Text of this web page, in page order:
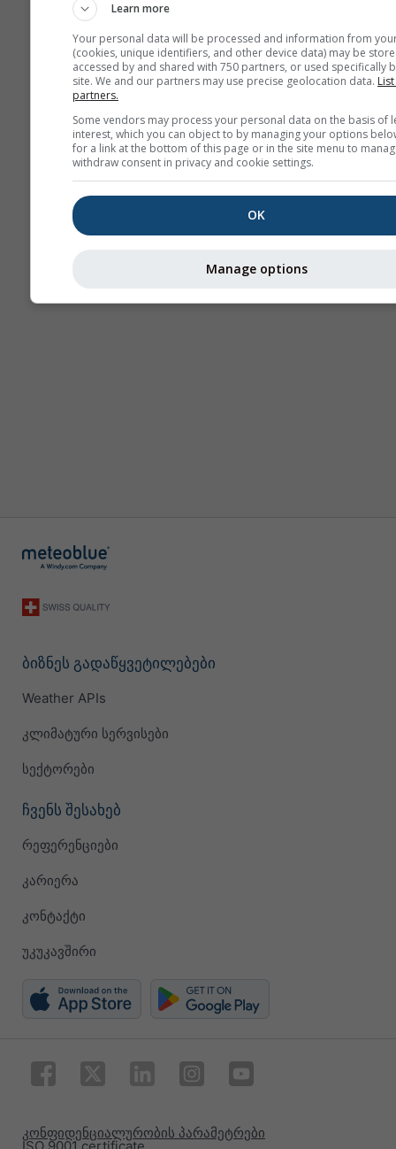
ბიზნეს გადაწყვეტილებები
Weather APIs
კლიმატური სერვისები
სექტორები
ჩვენს შესახებ
რეფერენციები
კარიერა
კონტაქტი
უკუკავშირი
ISO 9001 certificate
კონფიდენციალურობის პარამეტრები
Learn more
Your personal data will be processed and information from
(cookies, unique identifiers, and other device data) may be
accessed by and shared with 750 partners, or used specifically
site. We and our partners may use precise geolocation data.
partners.
Some vendors may process your personal data on the basis of
interest, which you can object to by managing your options
for a link at the bottom of this page or in the site menu to
withdraw consent in privacy and cookie settings.
OK
Manage options